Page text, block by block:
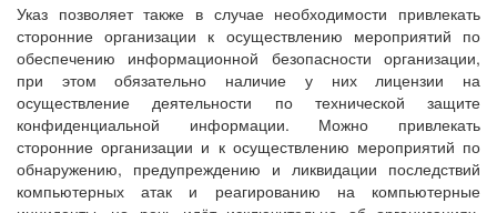
Указ позволяет также в случае необходимости привлекать
сторонние организации к осуществлению мероприятий по
обеспечению информационной безопасности организации,
при этом обязательно наличие у них лицензии на
осуществление деятельности по технической защите
конфиденциальной информации. Можно привлекать
сторонние организации и к осуществлению мероприятий по
обнаружению, предупреждению и ликвидации последствий
компьютерных атак и реагированию на компьютерные